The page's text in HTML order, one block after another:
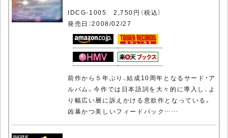
IDCG-1005 2,750円（税込）
発売日：2008/02/27
前作から５年ぶり、結成10周年となるサード・ア
ルバム。今作では日本語詞を大々的に導入し、よ
り幅広い層に訴えかける意欲作となっている。
凶暴かつ美しいフィードバック……